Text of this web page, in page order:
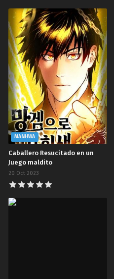
MANHWA
Caballero Resucitado en un
Juego maldito
20 Oct 2023